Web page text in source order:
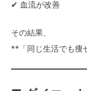
✔ 血流が改善
その結果、
**「同じ生活でも痩